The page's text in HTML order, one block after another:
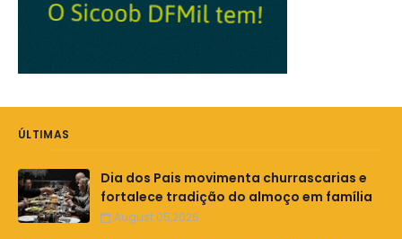
ÚLTIMAS
Dia dos Pais movimenta churrascarias e
fortalece tradição do almoço em família
August 05,2026